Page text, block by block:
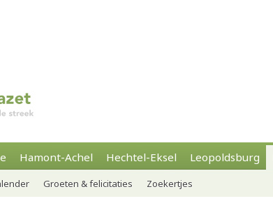
Hamont-Achel Hechtel-Eksel Leopoldsburg
Groeten & felicitaties Zoekertjes